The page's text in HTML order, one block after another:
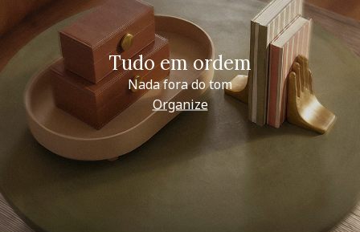
Tudo em ordem
Nada fora do tom
Organize